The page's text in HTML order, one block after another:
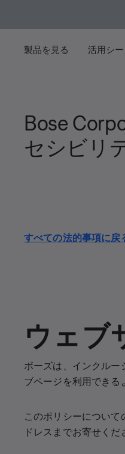
製品を見る 活用シー
Bose
セシビリ
すべての法的事項に戻
ウェブ
ボーズは、インクルー
ブページを利用できる
このポリシーについ
ドレスまでお寄せくだ